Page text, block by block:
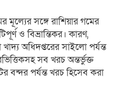
মূল্যের সঙ্গে রাশিয়ার গমের
ও বিভ্রান্তিকর। কারণ,
খাদ্য অধিদপ্তরের সাইলো পর্যন্ত
সব খরচ অন্তর্ভুক্ত
বন্দর পর্যন্ত খরচ হিসেব করা